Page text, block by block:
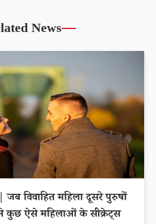
News
विवाहित महिला दूसरे पुरुषों
कुछ ऐसे महिलाओं के सीक्रेट्स